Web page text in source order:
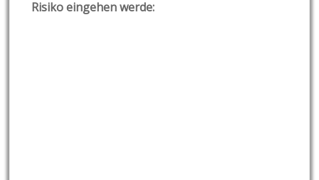
Risiko eingehen werde: